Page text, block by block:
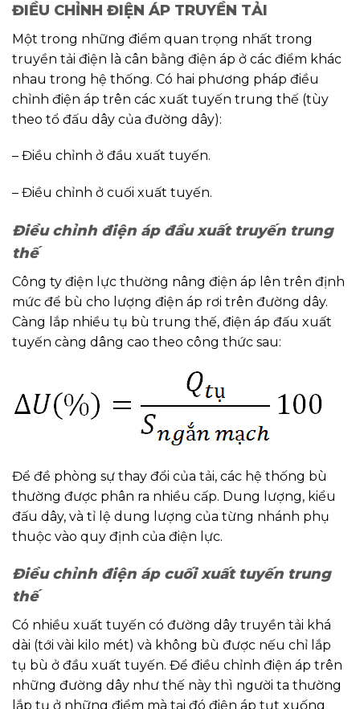
ĐIỀU CHỈNH ĐIỆN ÁP TRUYỀN TẢI
Một trong những điểm quan trọng nhất trong
truyền tải điện là cân bằng điện áp ở các điểm khác
nhau trong hệ thống. Có hai phương pháp điều
chỉnh điện áp trên các xuất tuyến trung thế (tùy
theo tổ đấu dây của đường dây):
– Điều chỉnh ở đầu xuất tuyến.
– Điều chỉnh ở cuối xuất tuyến.
Điều chỉnh điện áp đầu xuất truyến trung
thế
Công ty điện lực thường nâng điện áp lên trên định
mức để bù cho lượng điện áp rơi trên đường dây.
Càng lắp nhiều tụ bù trung thế, điện áp đấu xuất
tuyến càng dâng cao theo công thức sau:
Để đề phòng sự thay đổi của tải, các hệ thống bù
thường được phân ra nhiều cấp. Dung lượng, kiểu
đấu dây, và tỉ lệ dung lượng của từng nhánh phụ
thuộc vào quy định của điện lực.
Điều chỉnh điện áp cuối xuất tuyến trung
thế
Có nhiều xuất tuyến có đường dây truyền tải khá
dài (tới vài kilo mét) và không bù được nếu chỉ lắp
tụ bù ở đầu xuất tuyến. Để điều chỉnh điện áp trên
những đường dây như thế này thì người ta thường
lắp tụ ở những điểm mà tại đó điện áp tụt xuống